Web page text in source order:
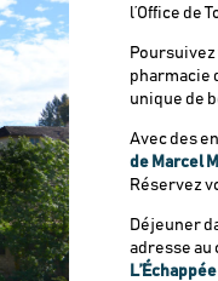
l’Office de
pharmacie
unique de
Avec des
de Marcel
Réservez
Déjeuner
adresse au